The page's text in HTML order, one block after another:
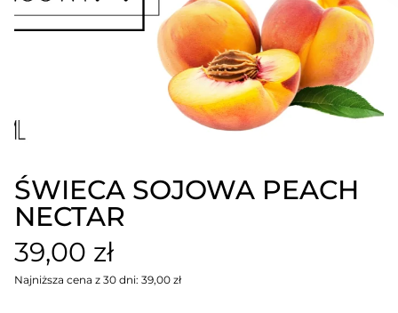
ŚWIECA SOJOWA PEACH
NECTAR
39,00 zł
Najniższa cena z 30 dni: 39,00 zł